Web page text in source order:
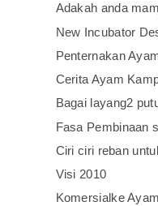
Adakah anda
New Incubator
Penternakan
Cerita Ayam
Bagai layang2
Fasa Pembinaan
Ciri ciri reban
Visi 2010
Komersialke